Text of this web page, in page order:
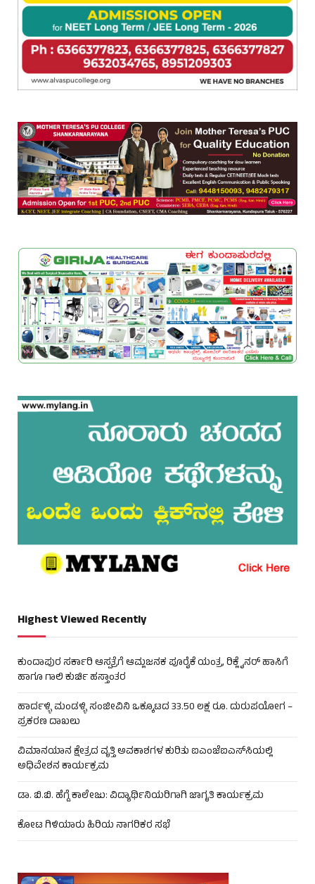
Highest Viewed Recently
ಕುಂದಾಪುರ ಸರ್ಕಾರಿ ಆಸ್ಪತ್ರೆಗೆ ಆಮ್ಲಜನಕ ಪೂರೈಕೆ ಯಂತ್ರ, ರಿಕ್ಲೈನರ್ ಹಾಸಿಗೆ
ಹಾಗೂ ಗಾಲಿ ಕುರ್ಚಿ ಹಸ್ತಾಂತರ
ಹಾರ್ದಳ್ಳಿ ಮಂಡಳ್ಳಿ ಸಂಜೀವಿನಿ ಒಕ್ಕೂಟದ 33.50 ಲಕ್ಷ ರೂ. ದುರುಪಯೋಗ –
ಪ್ರಕರಣ ದಾಖಲು
ವಿಮಾನಯಾನ ಕ್ಷೇತ್ರದ ವೃತ್ತಿ ಅವಕಾಶಗಳ ಕುರಿತು ಐಎಂಜೆಐಎಸ್‌ಸಿಯಲ್ಲಿ
ಅಧಿವೇಶನ ಕಾರ್ಯಕ್ರಮ
ಡಾ. ಬಿ.ಬಿ. ಹೆಗ್ಡೆ ಕಾಲೇಜು: ವಿದ್ಯಾರ್ಥಿನಿಯರಿಗಾಗಿ ಜಾಗೃತಿ ಕಾರ್ಯಕ್ರಮ
ಕೋಟ ಗಿಳಿಯಾರು ಹಿರಿಯ ನಾಗರಿಕರ ಸಭೆ